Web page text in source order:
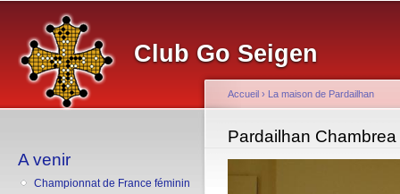
Club Go Seigen
A venir
Championnat de France féminin
Vous êtes ici
Accueil › La maison de Pardailhan
Pardailhan Chambrea